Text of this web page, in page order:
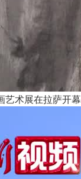
艺术展在拉萨开幕